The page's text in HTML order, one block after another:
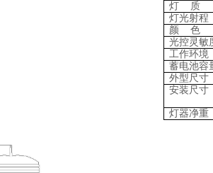
灯
质
灯光射程
颜 色
光控灵敏
工作环境
蓄电池容
外型尺寸
安装尺寸
灯器净重